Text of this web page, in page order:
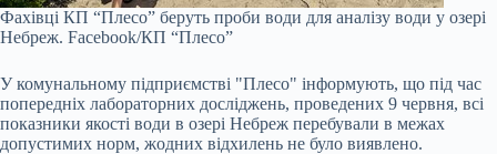
Фахівці КП “Плесо” беруть проби води для аналізу води у озері
Небреж. Facebook/КП “Плесо”
У комунальному підприємстві "Плесо" інформують, що під час
попередніх лабораторних досліджень, проведених 9 червня, всі
показники якості води в озері Небреж перебували в межах
допустимих норм, жодних відхилень не було виявлено.